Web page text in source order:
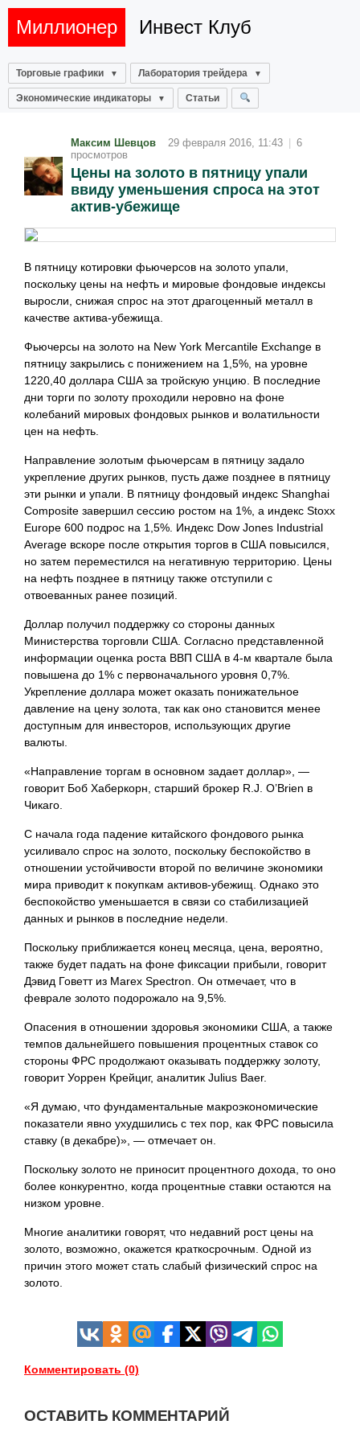
Миллионер Инвест Клуб
Торговые графики Лаборатория трейдера
Экономические индикаторы Статьи
Максим Шевцов 29 февраля 2016, 11:43
6
просмотров
Цены на золото в пятницу упали
ввиду уменьшения спроса на этот
актив-убежище
В пятницу котировки фьючерсов на золото упали,
поскольку цены на нефть и мировые фондовые индексы
выросли, снижая спрос на этот драгоценный металл в
качестве актива-убежища.
Фьючерсы на золото на New York Mercantile Exchange в
пятницу закрылись с понижением на 1,5%, на уровне
1220,40 доллара США за тройскую унцию. В последние
дни торги по золоту проходили неровно на фоне
колебаний мировых фондовых рынков и волатильности
цен на нефть.
Направление золотым фьючерсам в пятницу задало
укрепление других рынков, пусть даже позднее в пятницу
эти рынки и упали. В пятницу фондовый индекс Shanghai
Composite завершил сессию ростом на 1%, а индекс Stoxx
Europe 600 подрос на 1,5%. Индекс Dow Jones Industrial
Average вскоре после открытия торгов в США повысился,
но затем переместился на негативную территорию. Цены
на нефть позднее в пятницу также отступили с
отвоеванных ранее позиций.
Доллар получил поддержку со стороны данных
Министерства торговли США. Согласно представленной
информации оценка роста ВВП США в 4-м квартале была
повышена до 1% с первоначального уровня 0,7%.
Укрепление доллара может оказать понижательное
давление на цену золота, так как оно становится менее
доступным для инвесторов, использующих другие
валюты.
«Направление торгам в основном задает доллар», —
говорит Боб Хаберкорн, старший брокер R.J. O’Brien в
Чикаго.
С начала года падение китайского фондового рынка
усиливало спрос на золото, поскольку беспокойство в
отношении устойчивости второй по величине экономики
мира приводит к покупкам активов-убежищ. Однако это
беспокойство уменьшается в связи со стабилизацией
данных и рынков в последние недели.
Поскольку приближается конец месяца, цена, вероятно,
также будет падать на фоне фиксации прибыли, говорит
Дэвид Говетт из Marex Spectron. Он отмечает, что в
феврале золото подорожало на 9,5%.
Опасения в отношении здоровья экономики США, а также
темпов дальнейшего повышения процентных ставок со
стороны ФРС продолжают оказывать поддержку золоту,
говорит Уоррен Крейциг, аналитик Julius Baer.
«Я думаю, что фундаментальные макроэкономические
показатели явно ухудшились с тех пор, как ФРС повысила
ставку (в декабре)», — отмечает он.
Поскольку золото не приносит процентного дохода, то оно
более конкурентно, когда процентные ставки остаются на
низком уровне.
Многие аналитики говорят, что недавний рост цены на
золото, возможно, окажется краткосрочным. Одной из
причин этого может стать слабый физический спрос на
золото.
Комментировать (0)
ОСТАВИТЬ КОММЕНТАРИЙ